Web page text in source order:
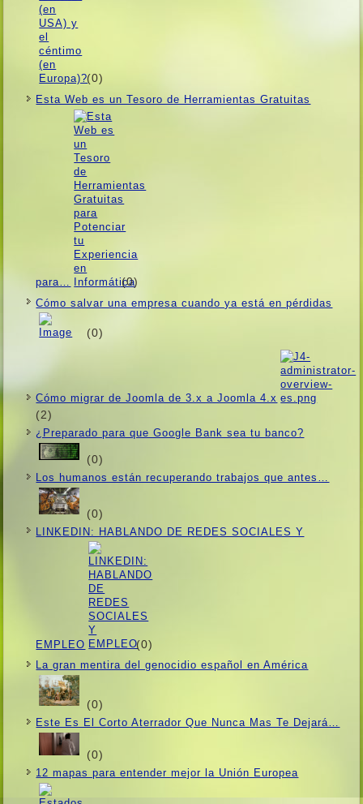
(0)
Esta Web es un Tesoro de Herramientas Gratuitas
para… (0)
Cómo salvar una empresa cuando ya está en pérdidas
(0)
Cómo migrar de Joomla de 3.x a Joomla 4.x
(2)
¿Preparado para que Google Bank sea tu banco?
(0)
Los humanos están recuperando trabajos que antes…
(0)
LINKEDIN: HABLANDO DE REDES SOCIALES Y
EMPLEO (0)
La gran mentira del genocidio español en América
(0)
Este Es El Corto Aterrador Que Nunca Mas Te Dejará…
(0)
12 mapas para entender mejor la Unión Europea